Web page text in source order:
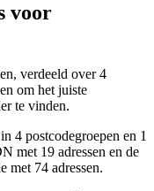
voor
verdeeld over 4
om het juiste
te vinden.
4 postcodegroepen en 1
met 19 adressen en de
met 74 adressen.